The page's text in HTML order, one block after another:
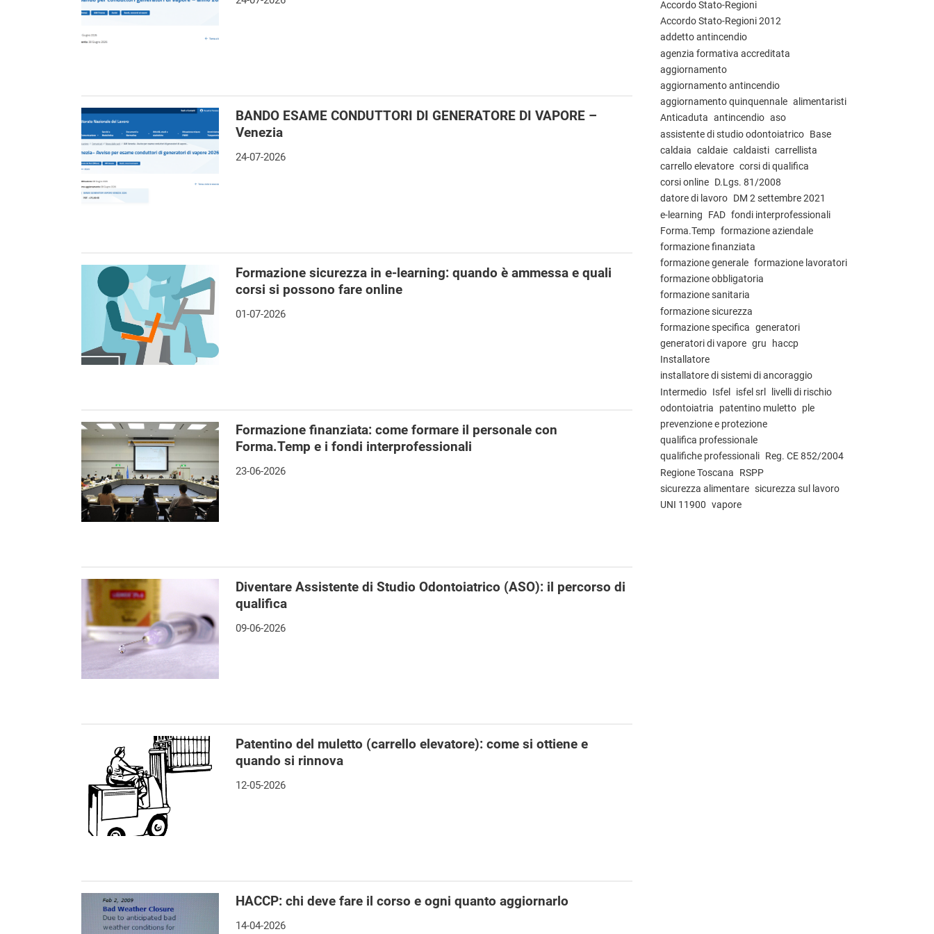
BANDO ESAME CONDUTTORI DI GENERATORE DI VAPORE –
Venezia
24-07-2026
Formazione sicurezza in e-learning: quando è ammessa e quali
corsi si possono fare online
01-07-2026
Formazione finanziata: come formare il personale con
Forma.Temp e i fondi interprofessionali
23-06-2026
Diventare Assistente di Studio Odontoiatrico (ASO): il percorso di
qualifica
09-06-2026
Patentino del muletto (carrello elevatore): come si ottiene e
quando si rinnova
12-05-2026
HACCP: chi deve fare il corso e ogni quanto aggiornarlo
14-04-2026
Accordo Stato-Regioni
Accordo Stato-Regioni 2012
addetto antincendio
agenzia formativa accreditata
aggiornamento
aggiornamento antincendio
aggiornamento quinquennale alimentaristi
Anticaduta antincendio aso
assistente di studio odontoiatrico Base
caldaia caldaie caldaisti carrellista
carrello elevatore corsi di qualifica
corsi online D.Lgs. 81/2008
datore di lavoro DM 2 settembre 2021
e-learning
FAD fondi interprofessionali
Forma.Temp formazione aziendale
formazione finanziata
formazione generale formazione lavoratori
formazione obbligatoria
formazione sanitaria
formazione sicurezza
formazione specifica generatori
generatori di vapore gru
haccp
Installatore
installatore di sistemi di ancoraggio
Intermedio Isfel isfel srl livelli di rischio
odontoiatria
patentino muletto ple
prevenzione e protezione
qualifica professionale
qualifiche professionali Reg. CE 852/2004
Regione Toscana
RSPP
sicurezza alimentare sicurezza sul lavoro
UNI 11900 vapore